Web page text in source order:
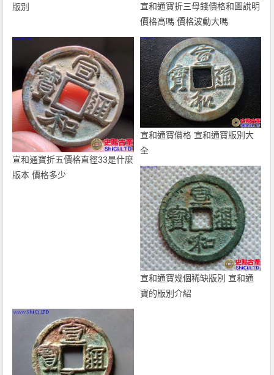
版別
宣和通寶折三母錢價格和圖說明
價格高嗎 價格波動大嗎
宣和通寶折五價格直徑33是什麼
版本 價格多少
宣和通寶價格 宣和通寶版別大
全
宣和通寶幾個稀缺版別 宣和通
寶的版別介紹